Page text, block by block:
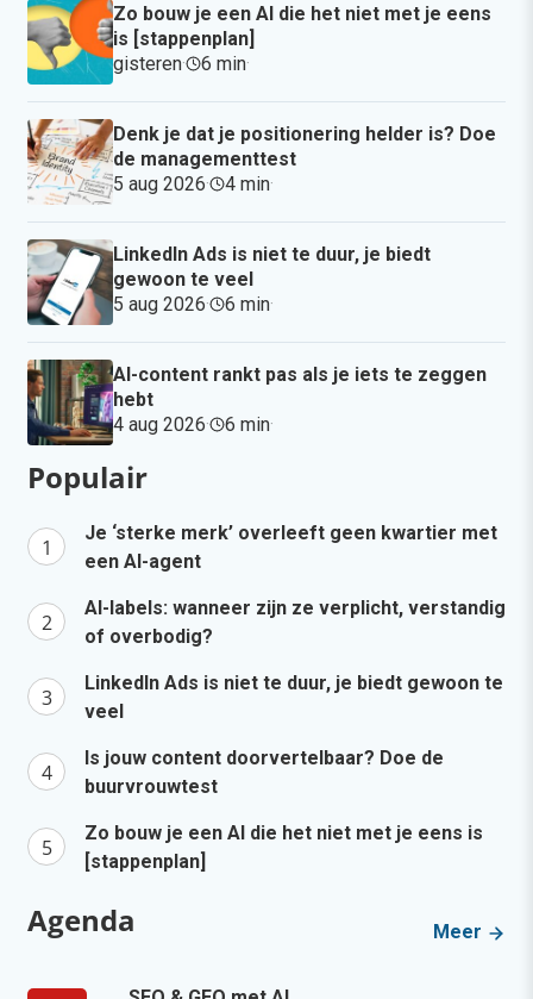
Zo bouw je een AI die het niet met je eens
is [stappenplan]
gisteren· 6 min·
Denk je dat je positionering helder is? Doe
de managementtest
5 aug 2026· 4 min·
LinkedIn Ads is niet te duur, je biedt
gewoon te veel
5 aug 2026· 6 min·
AI-content rankt pas als je iets te zeggen
hebt
4 aug 2026· 6 min·
Populair
Je ‘sterke merk’ overleeft geen kwartier met
een AI-agent
AI-labels: wanneer zijn ze verplicht, verstandig
of overbodig?
LinkedIn Ads is niet te duur, je biedt gewoon te
veel
Is jouw content doorvertelbaar? Doe de
buurvrouwtest
Zo bouw je een AI die het niet met je eens is
[stappenplan]
Agenda Meer